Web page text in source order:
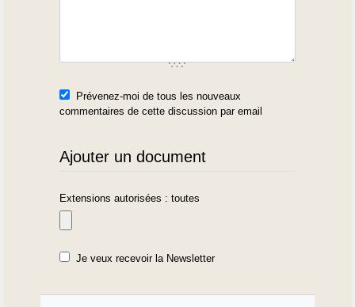
Prévenez-moi de tous les nouveaux
commentaires de cette discussion par email
Ajouter un document
Extensions autorisées : toutes
Je veux recevoir la Newsletter